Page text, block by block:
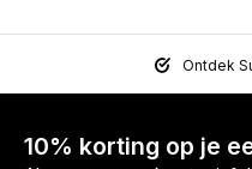
Ontdek
10% korting op je